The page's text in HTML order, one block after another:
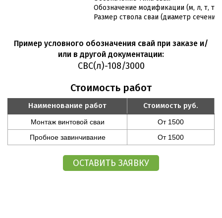
Обозначение модификации (м, л, т, т/
Размер ствола сваи (диаметр
Пример условного обозначения свай при заказе и/
или в другой документации:
СВС(л)-108/3000
Стоимость работ
Наименование работ Стоимость руб.
Монтаж винтовой сваи
От 1500
Пробное завинчивание
От 1500